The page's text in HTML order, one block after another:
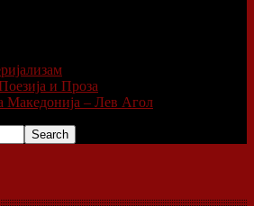
и Проза
Македонија – Лев Агол